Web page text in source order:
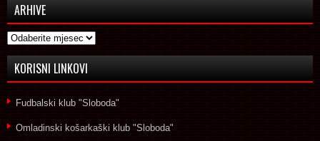
ARHIVE
Arhive
KORISNI LINKOVI
Fudbalski klub "Sloboda"
Omladinski košarkaški klub "Sloboda"